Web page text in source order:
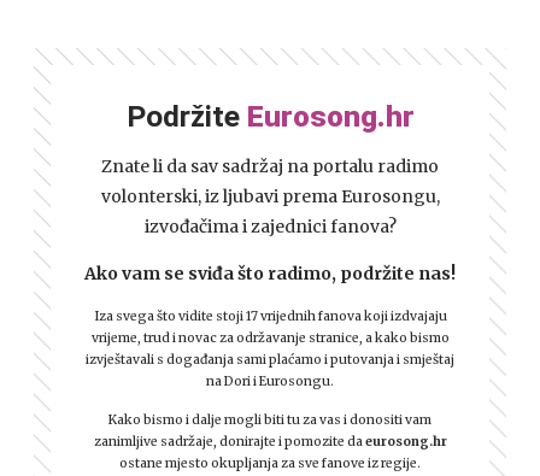
Podržite Eurosong.hr
Znate li da sav sadržaj na portalu radimo
volonterski, iz ljubavi prema Eurosongu,
izvođačima i zajednici fanova?
Ako vam se sviđa što radimo, podržite nas!
Iza svega što vidite stoji 17 vrijednih fanova koji izdvajaju
vrijeme, trud i novac za održavanje stranice, a kako bismo
izvještavali s događanja sami plaćamo i putovanja i smještaj
na Dori i Eurosongu.
Kako bismo i dalje mogli biti tu za vas i donositi vam
zanimljive sadržaje, donirajte i pomozite daeurosong.hr
ostane mjesto okupljanja za sve fanove iz regije.